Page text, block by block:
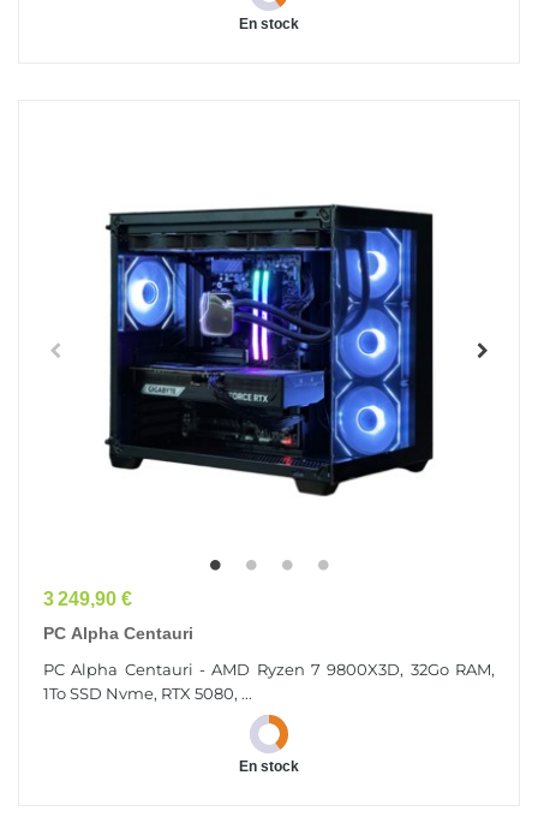
En stock
Prix
3 249,90 €
PC Alpha Centauri
PC Alpha Centauri - AMD Ryzen 7 9800X3D, 32Go RAM,
1To SSD Nvme, RTX 5080, ...
En stock